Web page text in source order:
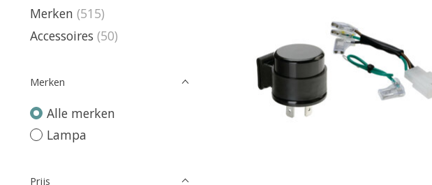
Merken (515)
Accessoires (50)
Merken
Alle merken
Lampa
Prijs